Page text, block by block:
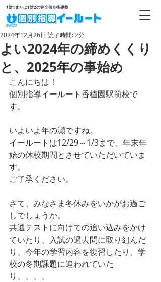
1対1または1対2の完全個別指導塾
よい2024年の締めくくり
と、2025年の事始め
2024年12月26日 読了時間: 2分
こんにちは！
個別指導イールート香櫨園駅前校で
す。
いよいよ年の瀬ですね。
イールートは12/29～1/3まで、年末年
始の休校期間とさせていただいていま
す。
ご了承ください。
さて、みなさま冬休みをいかがお過ご
しでしょうか。
共通テストに向けての追い込みをかけ
ていたり、入試の過去問に取り組んだ
り、今年の学習内容を復習したり、学
校の冬期課題に追われていた
り、、、、